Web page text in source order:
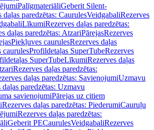
PalīgmateriāliGeberit Silent-
daļas paredzētas: CaurulesVeidgabaliRezerves
LīkumiRezerves daļas paredzētas:
daļas paredzētas: AtzariPārejasRezerves
Piekļuves caurulesRezerves daļas
caurulesProfildetaļas SuperTubeRezerves
SuperTubeLīkumiRezerves daļas
Rezerves daļas paredzētas:
daļas paredzētas: SavienojumiUzmavu
daļas paredzētas: Uzmavu
savienojumiPārejas uz citiem
Rezerves daļas paredzētas: PiederumiCauruļu
Rezerves daļas paredzētas:
Geberit PECaurulesVeidgabaliRezerves